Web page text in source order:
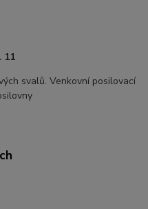
11
svalů. Venkovní posilovací